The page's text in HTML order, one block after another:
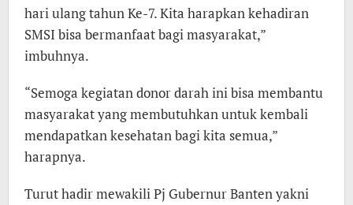
hari ulang tahun Ke-7. Kita harapkan kehadiran
SMSI bisa bermanfaat bagi masyarakat,”
imbuhnya.
“Semoga kegiatan donor darah ini bisa membantu
masyarakat yang membutuhkan untuk kembali
mendapatkan kesehatan bagi kita semua,”
harapnya.
Turut hadir mewakili Pj Gubernur Banten yakni